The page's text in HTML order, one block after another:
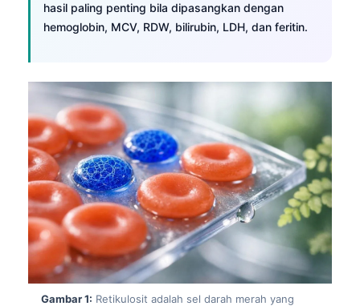
hasil paling penting bila dipasangkan dengan
hemoglobin, MCV, RDW, bilirubin, LDH, dan feritin.
Gambar 1: Retikulosit adalah sel darah merah yang